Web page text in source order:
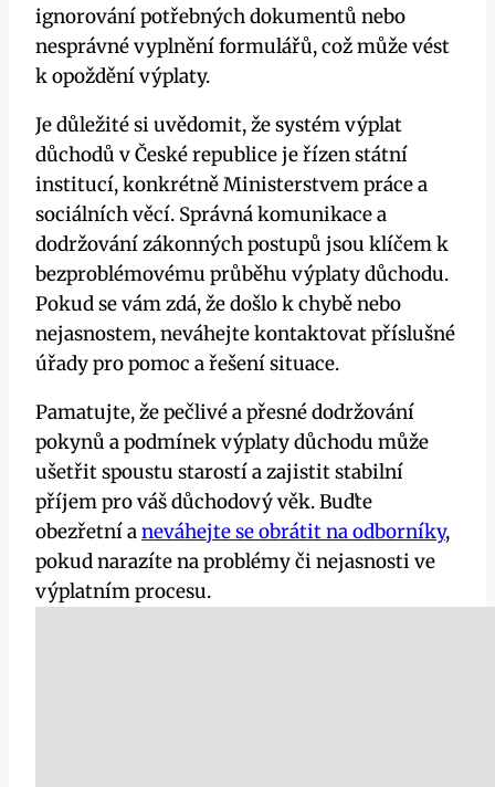
ignorování potřebných dokumentů nebo
nesprávné vyplnění formulářů, což může vést
k opoždění výplaty.
Je důležité si uvědomit, že systém výplat
důchodů v České republice je řízen státní
institucí, konkrétně Ministerstvem práce a
sociálních věcí. Správná komunikace a
dodržování zákonných postupů jsou klíčem k
bezproblémovému průběhu výplaty důchodu.
Pokud se vám zdá, že došlo k chybě nebo
nejasnostem, neváhejte kontaktovat příslušné
úřady pro pomoc a řešení situace.
Pamatujte, že pečlivé a přesné dodržování
pokynů a podmínek výplaty důchodu může
ušetřit spoustu starostí a zajistit stabilní
příjem pro váš důchodový věk. Buďte
obezřetní aneváhejte se obrátit na odborníky,
pokud narazíte na problémy či nejasnosti ve
výplatním procesu.